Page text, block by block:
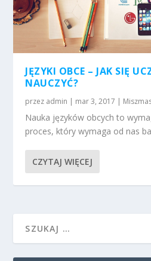
JĘZYKI OBCE – JAK SIĘ
NAUCZYĆ?
przez admin | mar 3, 2017 |
Nauka języków obcych to
proces, który wymaga od nas
CZYTAJ WIĘCEJ